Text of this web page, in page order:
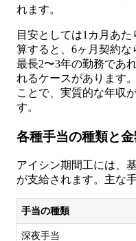
れます。
目安としては1カ月あ
算すると、6ヶ月契約な
最長2〜3年の勤務であ
れるケースがあります
ことで、実質的な年収
す。
各種手当の種類と
アイシン期間工には、
が支給されます。主な
手当の種類
深夜手当